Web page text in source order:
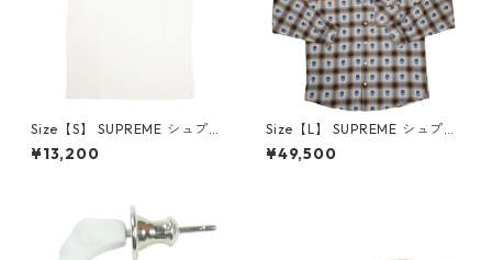
Size【S】 SUPREME シュプリ
ーム S/S Pocket Tee White T
シャツ 白 【新古品・未使用
¥13,200
Size【L】 SUPREME シュプリ
ーム ×Number (N)ine 25FW
Hooded Flannel Shirt Blue
¥49,500